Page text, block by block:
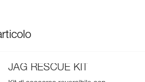
JAG RESCUE KIT